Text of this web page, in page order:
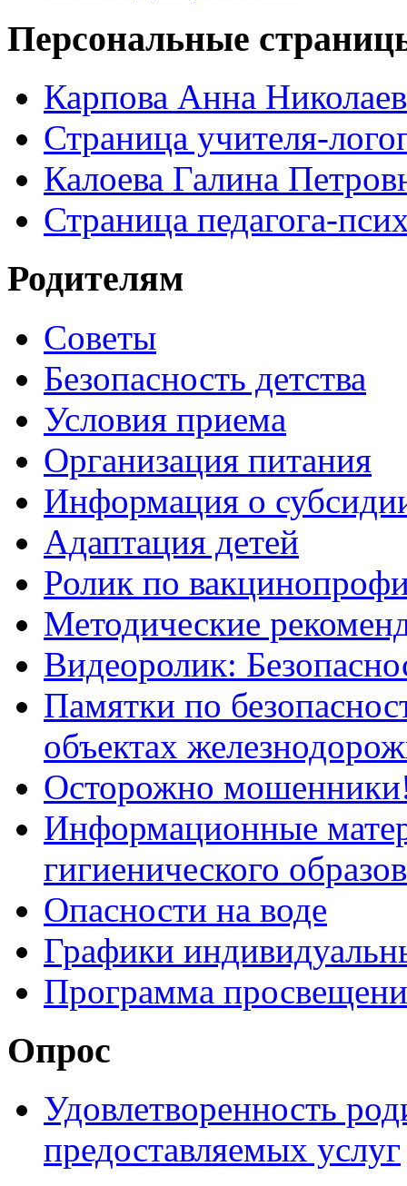
Персональные
Карпова Анна
Страница учителя-
Калоева Галина
Страница педагога-
Родителям
Советы
Безопасность детства
Условия приема
Организация питания
Информация о
Адаптация детей
Ролик по
Методические
Видеоролик:
Памятки по
объектах
Осторожно
Информационные
гигиенического
Опасности на воде
Графики
Программа
Опрос
Удовлетворенность
предоставляемых услуг